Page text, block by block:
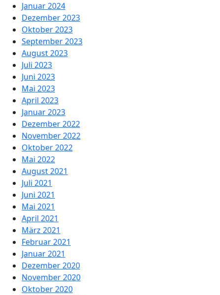
Januar 2024
Dezember 2023
Oktober 2023
September 2023
August 2023
Juli 2023
Juni 2023
Mai 2023
April 2023
Januar 2023
Dezember 2022
November 2022
Oktober 2022
Mai 2022
August 2021
Juli 2021
Juni 2021
Mai 2021
April 2021
März 2021
Februar 2021
Januar 2021
Dezember 2020
November 2020
Oktober 2020